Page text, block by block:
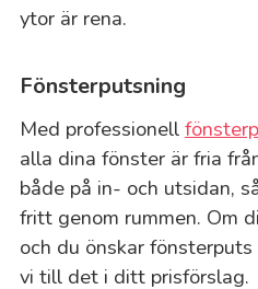
ytor är rena.
Fönsterputsning
Med professionell
alla dina fönster är fria
både på in- och utsidan,
fritt genom rummen. Om
och du önskar
vi till det i ditt prisförslag.